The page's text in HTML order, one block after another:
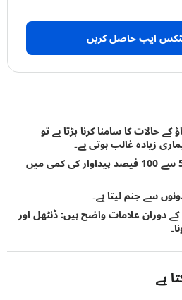
ایپ حاصل کریں
کا سامنا کرنا پڑتا ہے تو
غالب ہوتی ہے۔
یہ سازگار حالات میں 50 سے 100 فیصد پیداوار کی کمی میں
جنم لیتا ہے۔
علامات واضح ہیں: ڈنٹھل اور